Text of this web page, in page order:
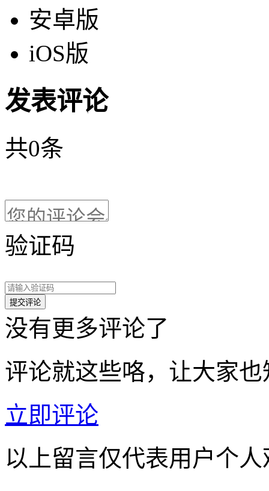
安卓版
iOS版
发表评论
共0条
验证码
没有更多评论了
评论就这些咯，让大家
立即评论
以上留言仅代表用户个